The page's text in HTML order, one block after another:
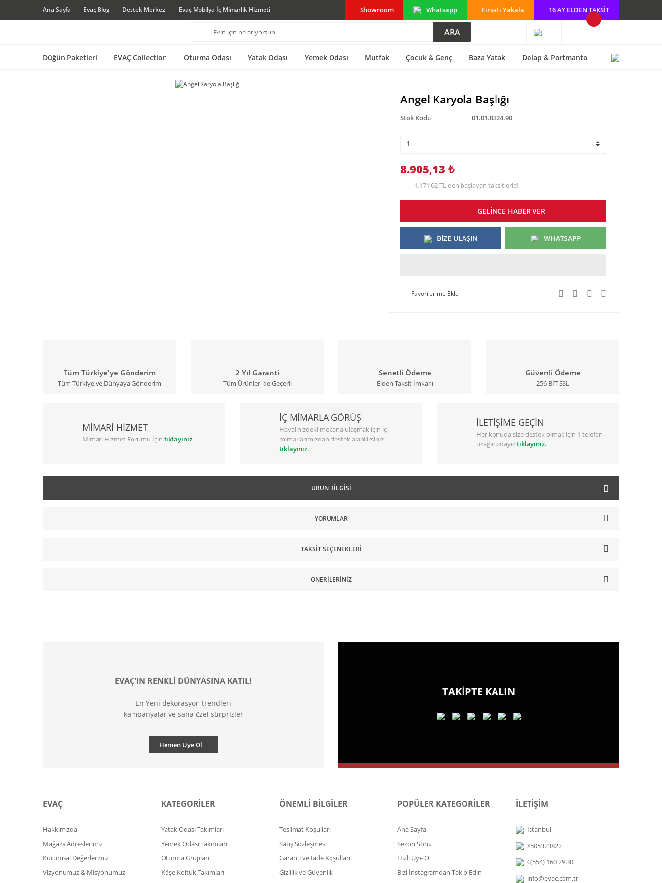
Ana Sayfa Evaç Blog Destek Merkezi Evaç Mobilya İç Mimarlık Hizmeti Showroom Whatsapp Fırsatı Yakala 16 AY ELDEN TAKSİT
ARA
Düğün Paketleri EVAÇ Collection Oturma Odası Yatak Odası Yemek Odası Mutfak Çocuk & Genç Baza Yatak Dolap & Portmanto
Angel Karyola Başlığı
Stok Kodu 01.01.0324.90
8.905,13 ₺
1.171,62 TL den başlayan taksitlerle!
GELİNCE HABER VER
BİZE ULAŞIN WHATSAPP
Tüm Türkiye'ye Gönderim
Tüm Türkiye ve Dünyaya Gönderim
2 Yıl Garanti
Tüm Ürünler' de Geçerli
Senetli Ödeme
Elden Taksit İmkanı
Güvenli Ödeme
256 BİT SSL
MİMARİ HİZMET
Mimari Hizmet Forumu İçin tıklayınız.
İÇ MİMARLA GÖRÜŞ
Hayalinizdeki mekana ulaşmak için iç
mimarlarımızdan destek alabilirsiniz
tıklayınız.
İLETİŞİME GEÇİN
Her konuda size destek olmak için 1 telefon
uzağınızdayıztıklayınız.
ÜRÜN BILGISI
YORUMLAR
TAKSIT SEÇENEKLERI
ÖNERILERINIZ
EVAÇ'IN RENKLİ DÜNYASINA KATIL!
En Yeni dekorasyon trendleri
kampanyalar ve sana özel sürprizler
Hemen Üye Ol
TAKİPTE KALIN
EVAÇ
Hakkımızda
Mağaza Adreslerimiz
Kurumsal Değerlerimiz
Vizyonumuz & Misyonumuz
KATEGORİLER
Yatak Odası Takımları
Yemek Odası Takımları
Oturma Grupları
Köşe Koltuk Takımları
ÖNEMLİ BİLGİLER
Teslimat Koşulları
Satış Sözleşmesi
Garanti ve İade Koşulları
Gizlilik ve Güvenlik
POPÜLER KATEGORİLER
Ana Sayfa
Sezon Sonu
Hızlı Üye Ol
Bizi İnstagramdan Takip Edin
İLETİŞİM
Istanbul
8505323822
0(554) 160 29 30
info@evac.com.tr